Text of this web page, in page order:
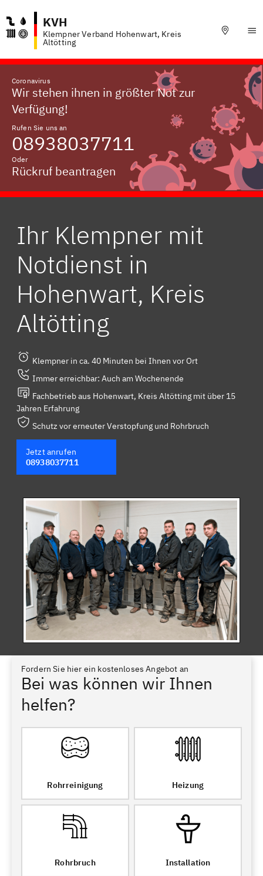
KVH
Klempner Verband Hohenwart, Kreis
Altötting
Coronavirus
Wir stehen ihnen in größter Not zur
Verfügung!
Rufen Sie uns an
08938037711
Oder
Rückruf beantragen
Ihr Klempner mit
Notdienst in
Hohenwart, Kreis
Altötting
Klempner in ca. 40 Minuten bei Ihnen vor Ort
Immer erreichbar: Auch am Wochenende
Fachbetrieb aus Hohenwart, Kreis Altötting mit über 15
Jahren Erfahrung
Schutz vor erneuter Verstopfung und Rohrbruch
Jetzt anrufen
08938037711
Fordern Sie hier ein kostenloses Angebot an
Bei was können wir Ihnen
helfen?
Rohrreinigung Heizung
Rohrbruch Installation